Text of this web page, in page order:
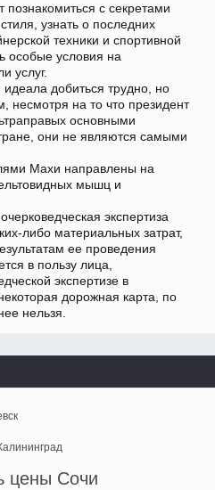
познакомиться с секретами
узнать о последних
техники и спортивной
особые условия на
услуг.
добиться трудно, но
несмотря на то что президент
основными
они не являются самыми
Махи направлены на
мышц и
экспертиза
либо материальных затрат,
ее проведения
в пользу лица,
экспертизе в
дорожная карта, по
нельзя.
цены Сочи